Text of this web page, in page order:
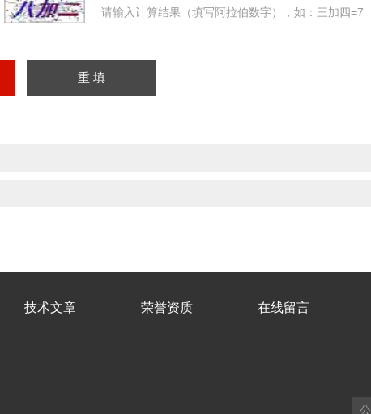
请输入计算结果（填写阿拉伯数字），如：三加四=7
技术文章 荣誉资质 在线留言
公